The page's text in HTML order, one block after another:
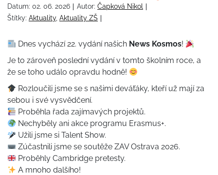
Datum: 02. 06. 2026 Autor: Čapková Nikol
Štítky: Aktuality, Aktuality ZŠ
Dnes vychází 22. vydání našich News Kosmos!
Je to zároveň poslední vydání v tomto školním roce, a
že se toho událo opravdu hodně!
Rozloučili jsme se s našimi deváťáky, kteří už mají za
sebou i své vysvědčení.
Proběhla řada zajímavých projektů.
Nechyběly ani akce programu Erasmus+.
Užili jsme si Talent Show.
Zúčastnili jsme se soutěže ZAV Ostrava 2026.
Proběhly Cambridge pretesty.
A mnoho dalšího!